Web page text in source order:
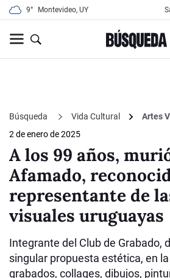
9° Montevideo, UY
Búsqueda Vida Cultural
Artes
2 de enero de 2025
A los 99 años,
Afamado,
representante de
visuales uruguayas
Integrante del Club de Grabado,
singular propuesta estética, en
grabados, collages, dibujos,